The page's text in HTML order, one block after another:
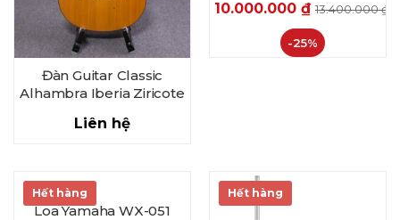
Đàn Guitar Classic
Alhambra Iberia Ziricote
Liên hệ
10.000.000 ₫ 13.400.000₫
-25%
Hết hàng
Loa Yamaha WX-051
Hết hàng